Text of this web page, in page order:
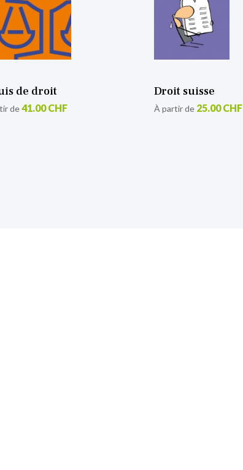
de droit
de41.00 CHF
Droit suisse
À partir de 25.00 CHF